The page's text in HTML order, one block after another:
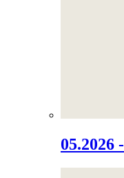
05.2026